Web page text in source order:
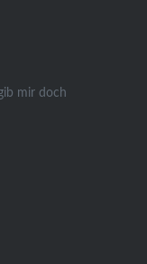
mir doch